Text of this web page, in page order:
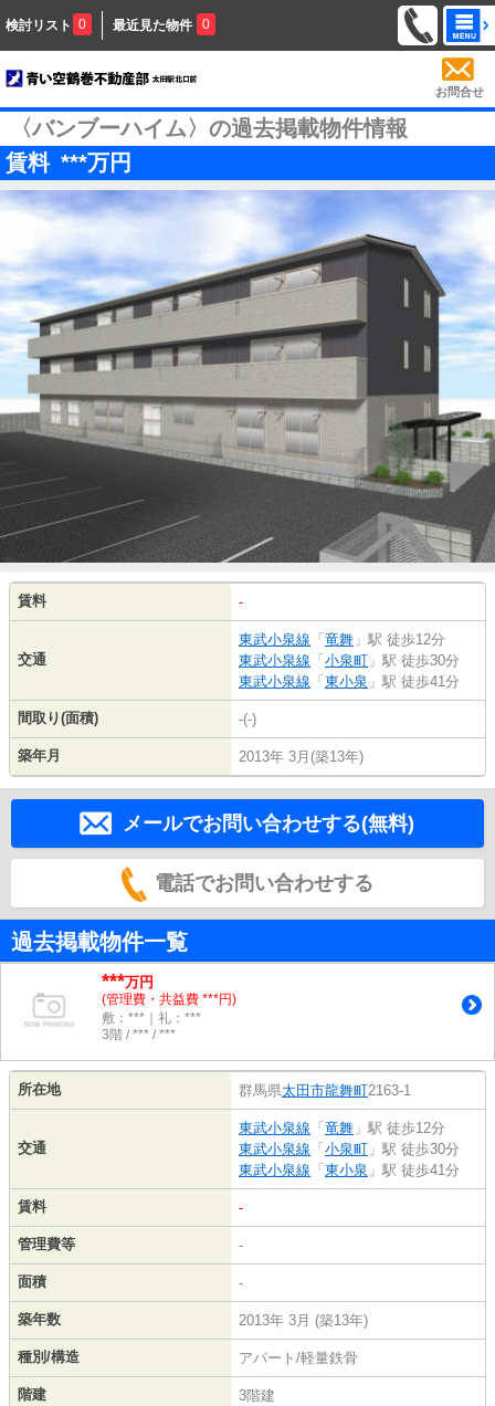
検討リスト 0 最近見た物件 0
お問合せ
〈バンブーハイム〉の過去掲載物件情報
賃料 ***万円
賃料 -
交通
東武小泉線 「 竜舞 」駅 徒歩12分
東武小泉線 「 小泉町 」駅 徒歩30分
東武小泉線 「 東小泉 」駅 徒歩41分
間取り(面積) -(-)
築年月 2013年 3月(築13年)
メールでお問い合わせする(無料)
電話でお問い合わせする
過去掲載物件一覧
***万円
(管理費・共益費 ***円)
敷：***｜礼：***
3階 / *** / ***
所在地 群馬県太田市龍舞町2163-1
交通
東武小泉線 「 竜舞 」駅 徒歩12分
東武小泉線 「 小泉町 」駅 徒歩30分
東武小泉線 「 東小泉 」駅 徒歩41分
賃料 -
管理費等 -
面積 -
築年数 2013年 3月 (築13年)
種別/構造 アパート/軽量鉄骨
階建 3階建